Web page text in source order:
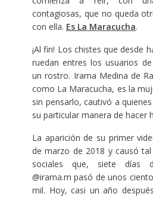
contagiosas, que no queda
con ella. Es La Maracucha.
¡Al fin! Los chistes que desde
ruedan entres los usuarios
un rostro. Irama Medina de
como La Maracucha, es la
sin pensarlo, cautivó a
su particular manera de hacer
La aparición de su primer
de marzo de 2018 y causó
sociales que, siete días
@irama.m pasó de unos
mil. Hoy, casi un año